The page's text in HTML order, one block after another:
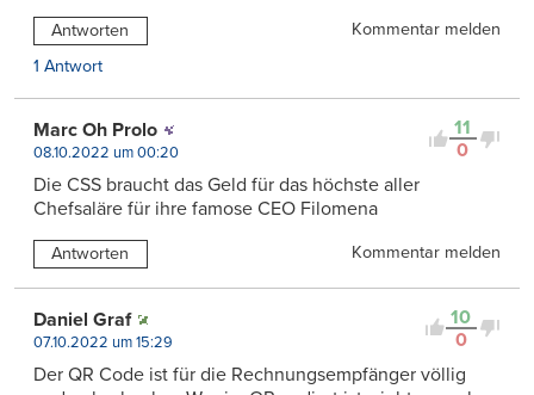
Antworten
Kommentar melden
1 Antwort
11
0
Marc Oh Prolo
08.10.2022 um 00:20
Die CSS braucht das Geld für das höchste aller
Chefsaläre für ihre famose CEO Filomena
Antworten Kommentar melden
10
0
Daniel Graf
07.10.2022 um 15:29
Der QR Code ist für die Rechnungsempfänger völlig